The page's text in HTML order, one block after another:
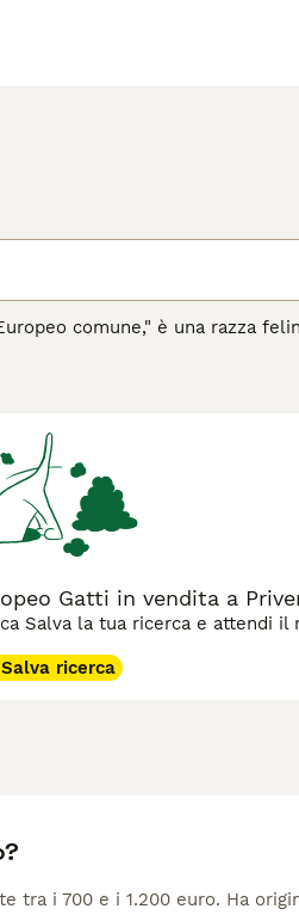
comune," è una razza
e un corpo muscoloso e agile
Grazie alla sua natura
sempre un carattere dolce ma
temperamento," e "cura
Gatti in vendita a
Salva la tua ricerca e attendi
Salva ricerca
tra i 700 e i 1.200 euro. Ha